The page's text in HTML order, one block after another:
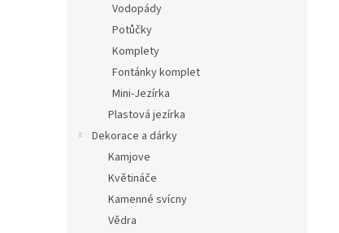
Vodopády
Potůčky
Komplety
Fontánky komplet
Mini-Jezírka
Plastová jezírka
Dekorace a dárky
Kamjove
Květináče
Kamenné svícny
Vědra